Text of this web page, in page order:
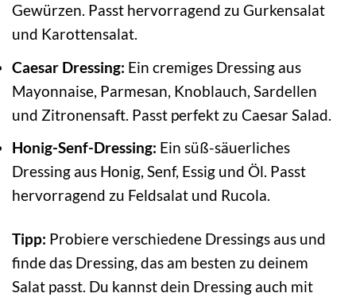
Gewürzen. Passt hervorragend zu Gurkensalat
und Karottensalat.
Caesar Dressing: Ein cremiges Dressing aus
Mayonnaise, Parmesan, Knoblauch, Sardellen
und Zitronensaft. Passt perfekt zu Caesar Salad.
Honig-Senf-Dressing: Ein süß-säuerliches
Dressing aus Honig, Senf, Essig und Öl. Passt
hervorragend zu Feldsalat und Rucola.
Tipp: Probiere verschiedene Dressings aus und
finde das Dressing, das am besten zu deinem
Salat passt. Du kannst dein Dressing auch mit